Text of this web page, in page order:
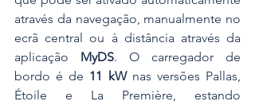
através da navegação, manualmente no
ecrã central ou à distância através da
aplicação MyDS. O carregador de
bordo é de 11 kW nas versões Pallas,
Étoile e La Première, estando